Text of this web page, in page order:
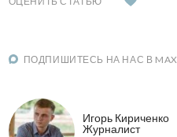
ПОДПИШИТЕСЬ НА НАС В MAX
Игорь Кириченко
Журналист